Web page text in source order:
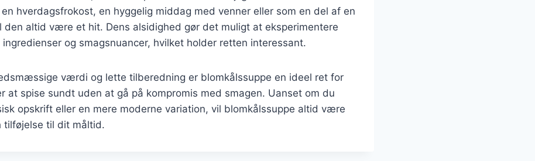
hverdagsfrokost, en hyggelig middag med venner eller som en del af en
den altid være et hit. Dens alsidighed gør det muligt at eksperimentere
og smagsnuancer, hvilket holder retten interessant.
værdi og lette tilberedning er blomkålssuppe en ideel ret for
at spise sundt uden at gå på kompromis med smagen. Uanset om du
opskrift eller en mere moderne variation, vil blomkålssuppe altid være
tilføjelse til dit måltid.